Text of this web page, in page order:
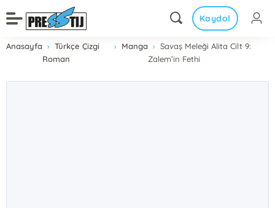
Kaydol
Anasayfa
Türkçe Çizgi
Roman
Manga
Savaş Meleği Alita Cilt 9:
Zalem’in Fethi